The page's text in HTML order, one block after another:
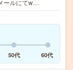
ールにてw…
50代 60代